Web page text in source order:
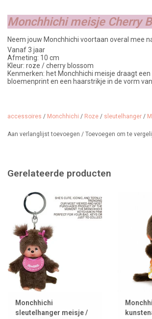
Monchhichi meisje Cherry
Neem jouw Monchhichi voortaan overal mee
Vanaf 3 jaar
Afmeting: 10 cm
Kleur: roze / cherry blossom
Kenmerken: het Monchhichi meisje draagt
bloemenprint en een haarstrikje in de vorm
accessoires / Monchhichi / Roze / sleutelhanger /
Aan verlanglijst toevoegen / Toevoegen om te
Gerelateerde producten
Monchhichi
sleutelhanger meisje /